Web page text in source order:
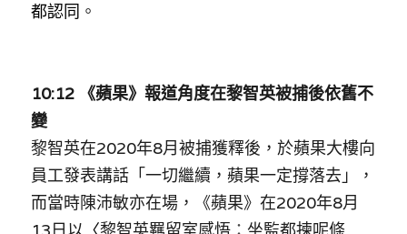
都認同 。
10:12 《蘋果》報道角度在黎智英被捕後依舊不
變
黎智英在2020年8月被捕獲釋後，於蘋果大樓向
員工發表講話「一切繼續，蘋果一定撐落去」，
而當時陳沛敏亦在場，《蘋果》在2020年8月